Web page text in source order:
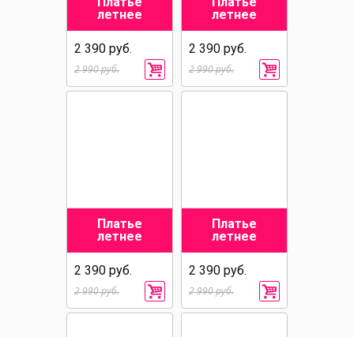
летнее
2 390 руб.
2 990 руб.
летнее
2 390 руб.
2 990 руб.
Платье
летнее
2 390 руб.
2 990 руб.
Платье
летнее
2 390 руб.
2 990 руб.